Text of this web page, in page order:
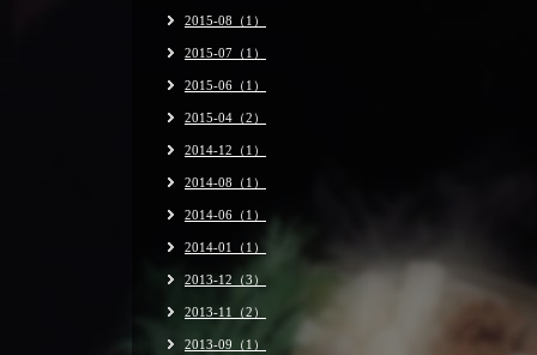
2015-08（1）
2015-07（1）
2015-06（1）
2015-04（2）
2014-12（1）
2014-08（1）
2014-06（1）
2014-01（1）
2013-12（3）
2013-11（2）
2013-09（1）